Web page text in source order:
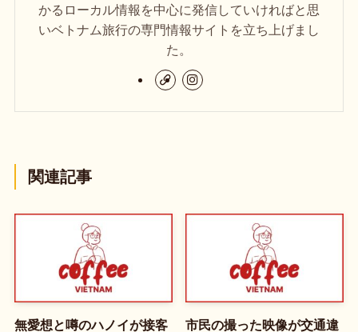
かるローカル情報を中心に発信していければと思
いベトナム旅行の専門情報サイトを立ち上げまし
た。
関連記事
無愛想と噂のハノイが接客
市民の撮った映像が交通違